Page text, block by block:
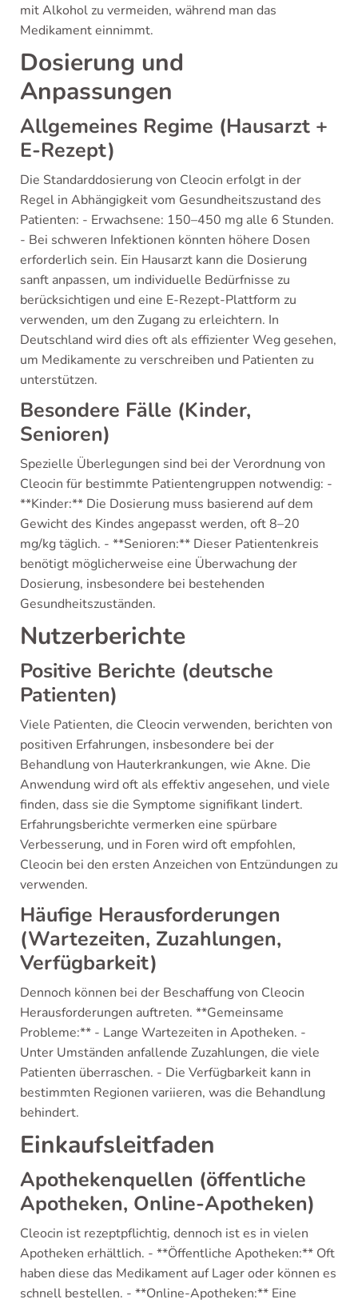
mit Alkohol zu vermeiden, während man das
Medikament einnimmt.
Dosierung und
Anpassungen
Allgemeines Regime (Hausarzt +
E-Rezept)
Die Standarddosierung von Cleocin erfolgt in der
Regel in Abhängigkeit vom Gesundheitszustand des
Patienten: - Erwachsene: 150–450 mg alle 6 Stunden.
- Bei schweren Infektionen könnten höhere Dosen
erforderlich sein. Ein Hausarzt kann die Dosierung
sanft anpassen, um individuelle Bedürfnisse zu
berücksichtigen und eine E-Rezept-Plattform zu
verwenden, um den Zugang zu erleichtern. In
Deutschland wird dies oft als effizienter Weg gesehen,
um Medikamente zu verschreiben und Patienten zu
unterstützen.
Besondere Fälle (Kinder,
Senioren)
Spezielle Überlegungen sind bei der Verordnung von
Cleocin für bestimmte Patientengruppen notwendig: -
**Kinder:** Die Dosierung muss basierend auf dem
Gewicht des Kindes angepasst werden, oft 8–20
mg/kg täglich. - **Senioren:** Dieser Patientenkreis
benötigt möglicherweise eine Überwachung der
Dosierung, insbesondere bei bestehenden
Gesundheitszuständen.
Nutzerberichte
Positive Berichte (deutsche
Patienten)
Viele Patienten, die Cleocin verwenden, berichten von
positiven Erfahrungen, insbesondere bei der
Behandlung von Hauterkrankungen, wie Akne. Die
Anwendung wird oft als effektiv angesehen, und viele
finden, dass sie die Symptome signifikant lindert.
Erfahrungsberichte vermerken eine spürbare
Verbesserung, und in Foren wird oft empfohlen,
Cleocin bei den ersten Anzeichen von Entzündungen zu
verwenden.
Häufige Herausforderungen
(Wartezeiten, Zuzahlungen,
Verfügbarkeit)
Dennoch können bei der Beschaffung von Cleocin
Herausforderungen auftreten. **Gemeinsame
Probleme:** - Lange Wartezeiten in Apotheken. -
Unter Umständen anfallende Zuzahlungen, die viele
Patienten überraschen. - Die Verfügbarkeit kann in
bestimmten Regionen variieren, was die Behandlung
behindert.
Einkaufsleitfaden
Apothekenquellen (öffentliche
Apotheken, Online-Apotheken)
Cleocin ist rezeptpflichtig, dennoch ist es in vielen
Apotheken erhältlich. - **Öffentliche Apotheken:** Oft
haben diese das Medikament auf Lager oder können es
schnell bestellen. - **Online-Apotheken:** Eine